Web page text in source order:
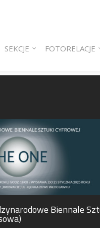
SEKCJE FOTORELACJE
Biennale